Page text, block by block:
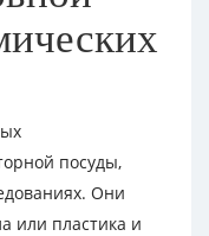
посуды,
Они
или пластика и